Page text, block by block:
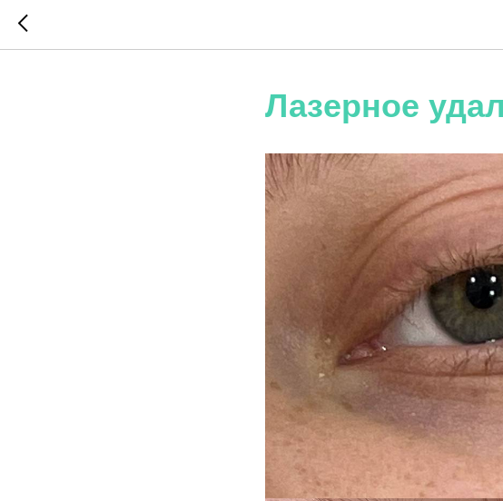
Лазерное